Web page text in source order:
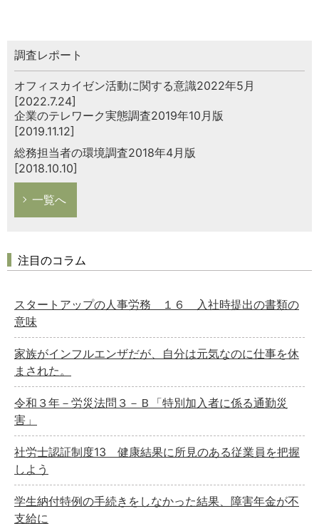
調査レポート
オフィスカイゼン活動に関する意識2022年5月
[2022.7.24]
企業のテレワーク実態調査2019年10月版
[2019.11.12]
総務担当者の環境調査2018年4月版
[2018.10.10]
一覧へ
注目のコラム
スタートアップの人事労務 １６ 入社時提出の書類の
意味
家族がインフルエンザだが、自分は元気なのに仕事を休
まされた。
令和３年－労災法問３－Ｂ「特別加入者に係る通勤災
害」
社労士認証制度13 健康結果に所見のある従業員を把握
しよう
学生納付特例の手続きをしなかった結果、障害年金が不
支給に